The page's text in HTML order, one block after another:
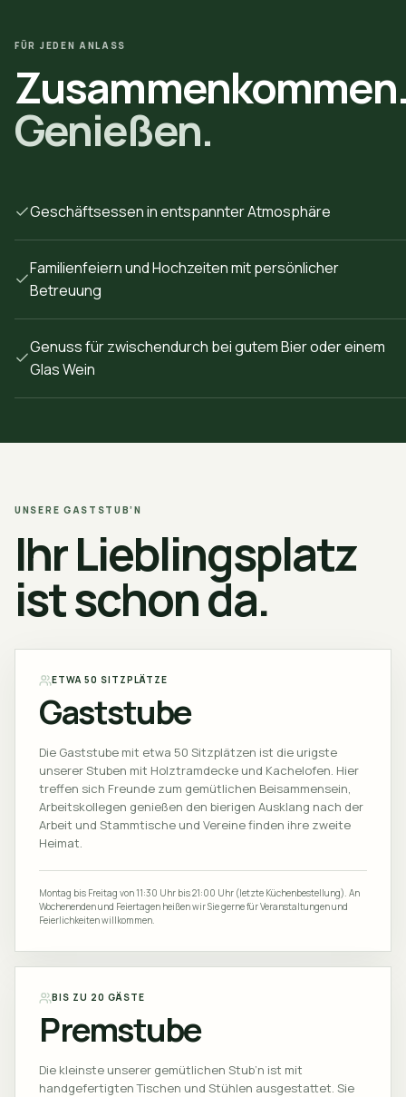
FÜR JEDEN ANLASS
Genießen.
Geschäftsessen in entspannter Atmosphäre
Familienfeiern und Hochzeiten mit persönlicher
Betreuung
Genuss für zwischendurch bei gutem Bier oder einem
Glas Wein
UNSERE GASTSTUB’N
Ihr Lieblingsplatz
ist schon da.
ETWA 50 SITZPLÄTZE
Gaststube
Die Gaststube mit etwa 50 Sitzplätzen ist die urigste
unserer Stuben mit Holztramdecke und Kachelofen. Hier
treffen sich Freunde zum gemütlichen Beisammensein,
Arbeitskollegen genießen den bierigen Ausklang nach der
Arbeit und Stammtische und Vereine finden ihre zweite
Heimat.
Montag bis Freitag von 11:30 Uhr bis 21:00 Uhr (letzte Küchenbestellung). An
Wochenenden und Feiertagen heißen wir Sie gerne für Veranstaltungen und
Feierlichkeiten willkommen.
BIS ZU 20 GÄSTE
Premstube
Die kleinste unserer gemütlichen Stub’n ist mit
handgefertigten Tischen und Stühlen ausgestattet. Sie